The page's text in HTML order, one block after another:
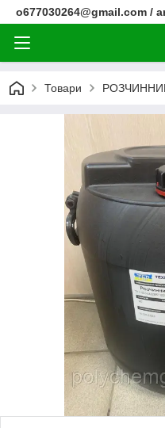
o677030264@gmail.com /
Товари